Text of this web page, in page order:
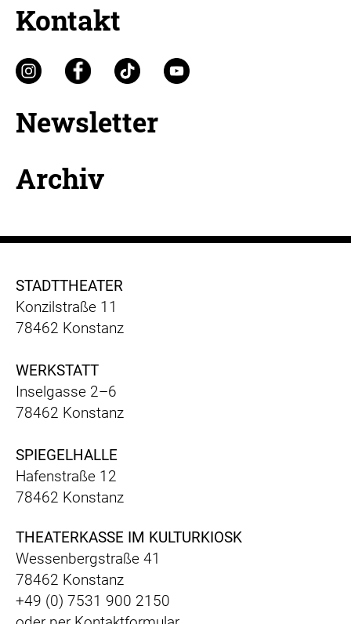
Kontakt
Newsletter
Archiv
STADTTHEATER
Konzilstraße 11
78462 Konstanz
WERKSTATT
Inselgasse 2–6
78462 Konstanz
SPIEGELHALLE
Hafenstraße 12
78462 Konstanz
THEATERKASSE IM KULTURKIOSK
Wessenbergstraße 41
78462 Konstanz
+49 (0) 7531 900 2150